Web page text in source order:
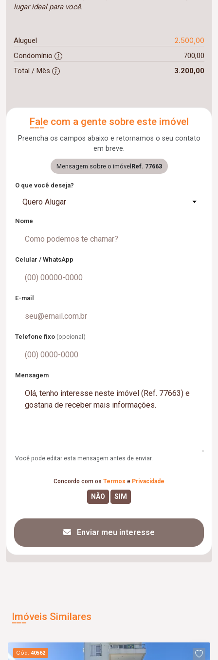
lugar ideal para você.
Aluguel 2.500,00
Condomínio
700,00
Total / Mês
3.200,00
Fale com a gente sobre este imóvel
Preencha os campos abaixo e retornamos o seu contato
em breve.
Mensagem sobre o imóvel Ref. 77663
O que você deseja?
Quero Alugar
Nome
Celular / WhatsApp
E-mail
Telefone fixo (opcional)
Mensagem
Você pode editar esta mensagem antes de enviar.
Concordo com os Termos e Privacidade
Enviar meu interesse
Imóveis Similares
Cód.40562